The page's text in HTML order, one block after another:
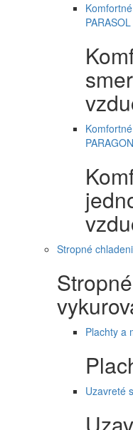
PARASOL
PARAGON
Stropné
Plachty a
Uzavreté